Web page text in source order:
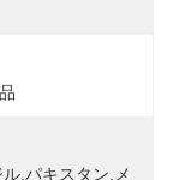
,パキスタン,メ